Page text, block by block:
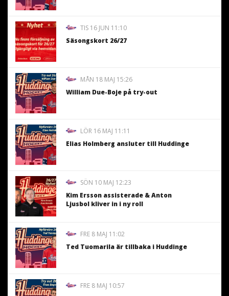
TIS 16 JUN 11:10
Säsongskort 26/27
MÅN 18 MAJ 15:26
William Due-Boje på try-out
LÖR 16 MAJ 11:11
Elias Holmberg ansluter till Huddinge
SÖN 10 MAJ 12:23
Kim Ersson assisterade & Anton
Ljusbol kliver in i ny roll
FRE 8 MAJ 11:02
Ted Tuomarila är tillbaka i Huddinge
FRE 8 MAJ 10:57